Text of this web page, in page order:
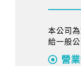
本公司
給一般
營